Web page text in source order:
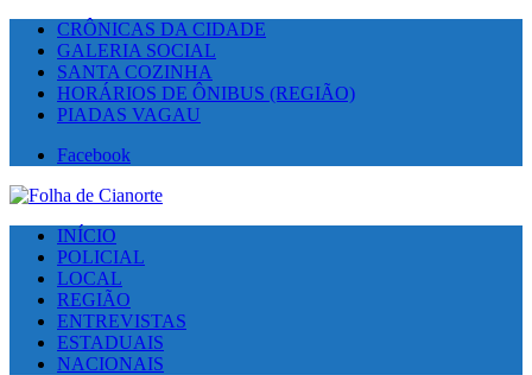
CRÔNICAS DA CIDADE
GALERIA SOCIAL
SANTA COZINHA
HORÁRIOS DE ÔNIBUS (REGIÃO)
PIADAS VAGAU
Facebook
INÍCIO
POLICIAL
LOCAL
REGIÃO
ENTREVISTAS
ESTADUAIS
NACIONAIS